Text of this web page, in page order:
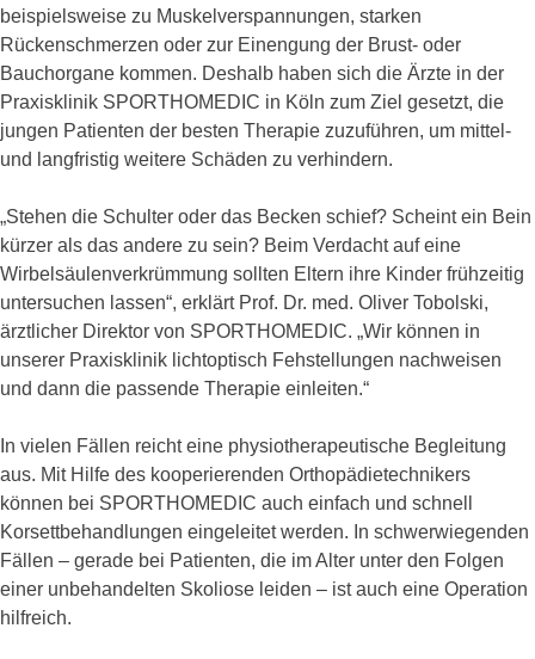
beispielsweise zu Muskelverspannungen, starken
Rückenschmerzen oder zur Einengung der Brust- oder
Bauchorgane kommen. Deshalb haben sich die Ärzte in der
Praxisklinik SPORTHOMEDIC in Köln zum Ziel gesetzt, die
jungen Patienten der besten Therapie zuzuführen, um mittel-
und langfristig weitere Schäden zu verhindern.
„Stehen die Schulter oder das Becken schief? Scheint ein Bein
kürzer als das andere zu sein? Beim Verdacht auf eine
Wirbelsäulenverkrümmung sollten Eltern ihre Kinder frühzeitig
untersuchen lassen“, erklärt Prof. Dr. med. Oliver Tobolski,
ärztlicher Direktor von SPORTHOMEDIC. „Wir können in
unserer Praxisklinik lichtoptisch Fehstellungen nachweisen
und dann die passende Therapie einleiten.“
In vielen Fällen reicht eine physiotherapeutische Begleitung
aus. Mit Hilfe des kooperierenden Orthopädietechnikers
können bei SPORTHOMEDIC auch einfach und schnell
Korsettbehandlungen eingeleitet werden. In schwerwiegenden
Fällen – gerade bei Patienten, die im Alter unter den Folgen
einer unbehandelten Skoliose leiden – ist auch eine Operation
hilfreich.